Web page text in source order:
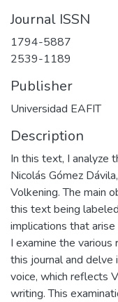
Journal ISSN
1794-5887
2539-1189
Publisher
Universidad EAFIT
Description
In this text, I analyze
Nicolás Gómez
Volkening. The main
this text being
implications that
I examine the
this journal and
voice, which reflects
writing. This